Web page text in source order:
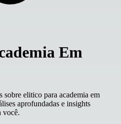
Em
sobre elitico para academia em
aprofundadas e insights
você.